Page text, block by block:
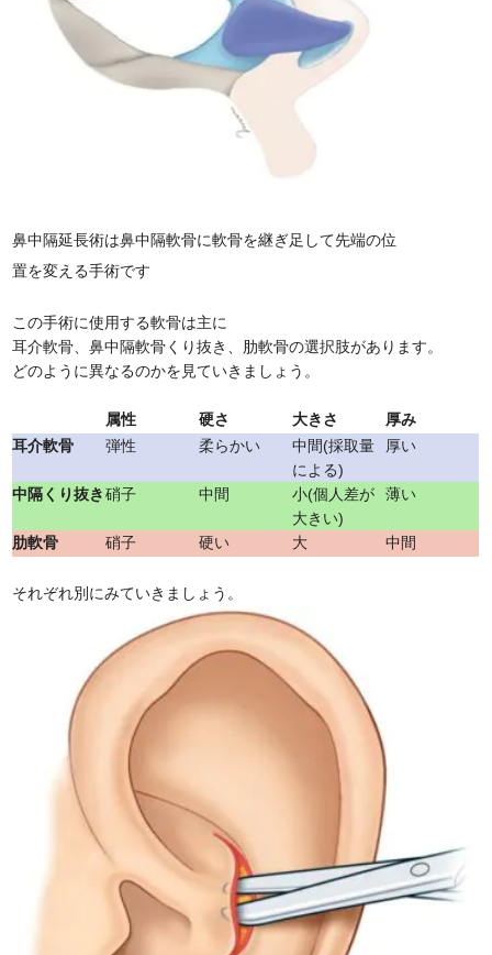
鼻中隔延長術は鼻中隔軟骨に軟骨を継ぎ足して先端の位
置を変える手術です
この手術に使用する軟骨は主に
耳介軟骨、鼻中隔軟骨くり抜き、肋軟骨の選択肢があります。
どのように異なるのかを見ていきましょう。
属性 硬さ 大きさ
厚み
耳介軟骨
弾性 柔らかい
中間(採取量
による)
厚い
中隔くり抜き 硝子 中間
小(個人差が
大きい)
薄い
肋軟骨 硝子 硬い 大 中間
それぞれ別にみていきましょう。